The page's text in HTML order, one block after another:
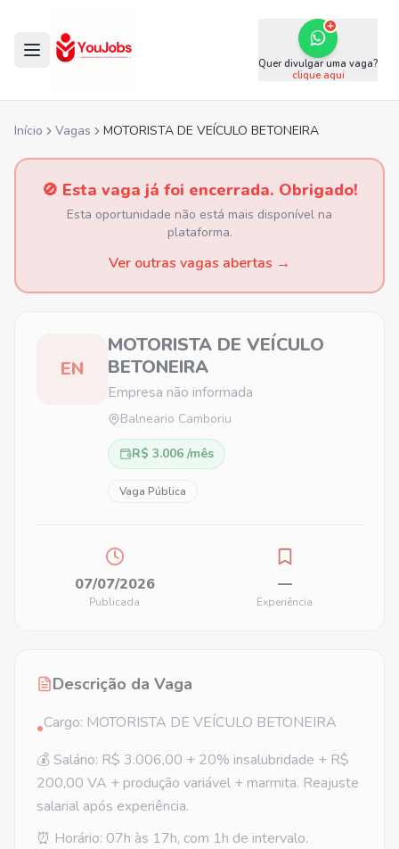
Quer divulgar uma vaga?
clique aqui
Início Vagas MOTORISTA DE VEÍCULO BETONEIRA
🚫 Esta vaga já foi encerrada. Obrigado!
Esta oportunidade não está mais disponível na
plataforma.
Ver outras vagas abertas →
EN
MOTORISTA DE VEÍCULO
BETONEIRA
Empresa não informada
Balneario Camboriu
R$ 3.006 /mês
Vaga Pública
07/07/2026
Publicada
—
Experiência
Descrição da Vaga
•Cargo: MOTORISTA DE VEÍCULO BETONEIRA
💰 Salário: R$ 3.006,00 + 20% insalubridade + R$
200,00 VA + produção variável + marmita. Reajuste
salarial após experiência.
⏰ Horário: 07h às 17h, com 1h de intervalo.